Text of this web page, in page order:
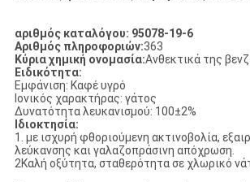
POLICY
αριθμός καταλόγου: 95078-19-6
Αριθμός πληροφοριών:363
Κύρια χημική ονομασία:Ανθεκτικά της
Ειδικότητα:
Εμφάνιση: Καφέ υγρό
Ιονικός χαρακτήρας: γάτος
Δυνατότητα λευκανισμού: 100±2%
Ιδιοκτησία:
1. με ισχυρή φθοριούμενη ακτινοβολία,
λεύκανσης και γαλαζοπράσινη απόχρωση.
2Καλή οξύτητα, σταθερότητα σε χλωρικό